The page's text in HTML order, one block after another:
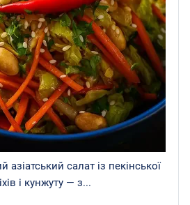
салат із пекінської
і кунжуту — з...